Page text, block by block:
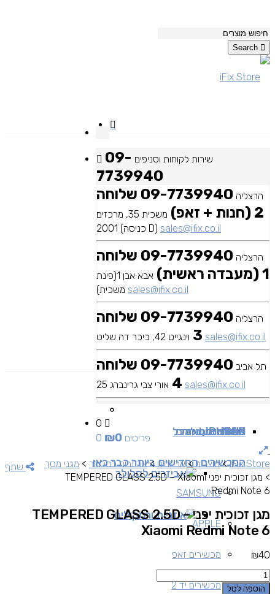
Search
שירות לקוחות וסניפים 09-
7739940
הרצליה
09-7739940 שלוחה
2 (חנות + זאפ)
משכית 35, מרכזים
2001 (כניסה D) sales@ifix.co.il
הרצליה
09-7739940 שלוחה
1 (מעבדה ראשית)
אבא אבן 1(פינת
משכית) sales@ifix.co.il
הרצליה
09-7739940 שלוחה
3 וינגייט 42, כיכר דה שליט sales@ifix.co.il
תל אביב
09-7739940 שלוחה
4 אורי צבי גרינברג 25 sales@ifix.co.il
0
0 פריטים
₪0 IPHONE
IPAD
MAC
אביזרים
אביזרים לסלולר
אוזניות ורמקולים
מכשירי סלולרכל
המכשירים החדישים ביותר כבר כאן
SAMSUNG
APPLE
מכשירים זאפ
מכשירים יד 2
שירותי מעבדה
כבלים ומתאמים
שתף iFix Store
>מוצרים>אביזרים>אביזרים לסלולר > מגני מסך
>
מגן זכוכית יפני TEMPERED GLASS 2.5D – Xiaomi
Redmi Note 6
מגן זכוכית יפני TEMPERED GLASS 2.5D –
Xiaomi Redmi Note 6
₪40
כמות
הוספה לסל